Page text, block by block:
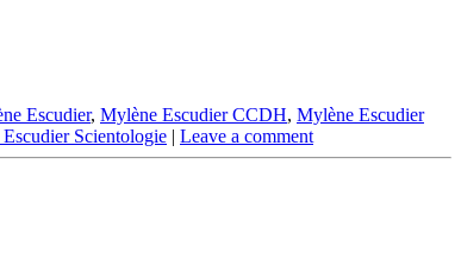
Escudier, Mylène Escudier CCDH, Mylène Escudier
Scientologie | Leave a comment